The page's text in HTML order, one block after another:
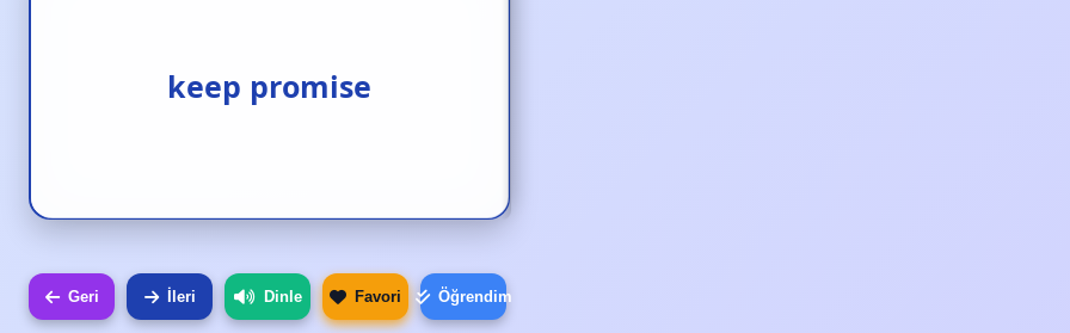
keep promise
söz tutmak
Geri İleri Dinle Favori Öğrendim